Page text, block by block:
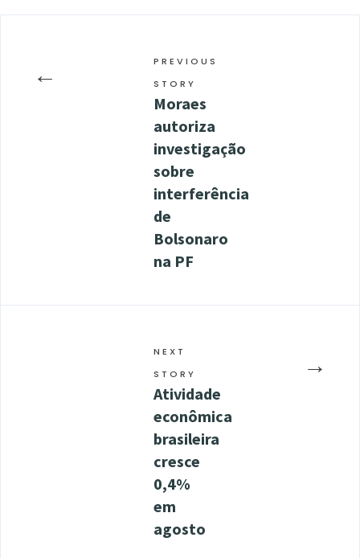
←
PREVIOUS
STORY
Moraes
autoriza
investigação
sobre
interferência
de
Bolsonaro
na PF
→
NEXT
STORY
Atividade
econômica
brasileira
cresce
0,4%
em
agosto